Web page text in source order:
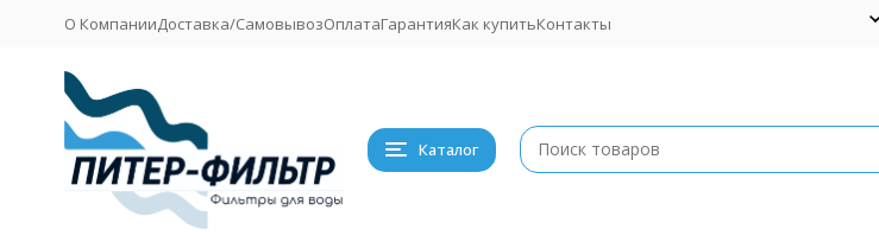
О КомпанииДоставка/СамовывозОплатаГарантияКак купитьКонтакты
Каталог